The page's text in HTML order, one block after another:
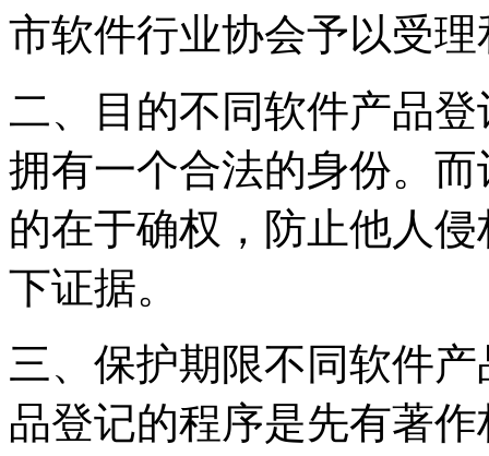
市软件行业协会予以受
二、目的不同软件产品
拥有一个合法的身份。
的在于确权，防止他人
下证据。
三、保护期限不同软件
品登记的程序是先有著